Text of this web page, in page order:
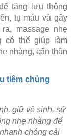
tăng lưu thông
tụ máu và gây
massage nhẹ
có thể giúp làm
nhàng, cẩn thận
tiêm chủng
giữ vệ sinh, sử
nhẹ nhàng để
chóng cải